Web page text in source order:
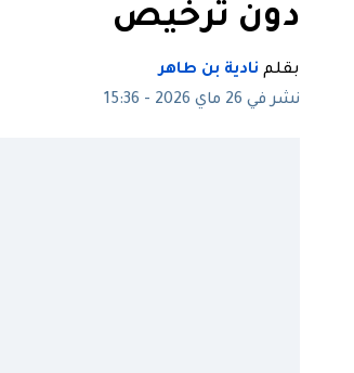
دون ترخيص
بقلم نادية بن طاهر
نشر في 26 ماي 2026 - 15:36